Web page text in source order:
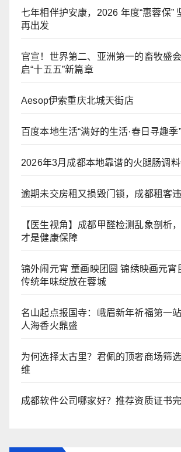
七年相伴护安康，2026 年度“惠蓉保”
再出发
官宣！世界第二、亚洲第一的畜牧盛
启“十五五”新篇章
Aesop伊索重庆北城天街店
百度本地生活“满好的生活·春日寻趣季
2026年3月成都本地靠谱的火腿肠调料
逾期未交房租又损毁门锁，成都租客
【医生视角】成都甲醛检测乱象剖析
才是健康保障
锦外闹元宵 童画映团圆 锦绣映画元宵
传统年味绽放在蓉城
名山起点报国寺：峨眉新年祈福第一
人海香火鼎盛
为何选择太古里？君佩的顶奢商场筛
维
成都软件公司哪家好？推荐资质证书